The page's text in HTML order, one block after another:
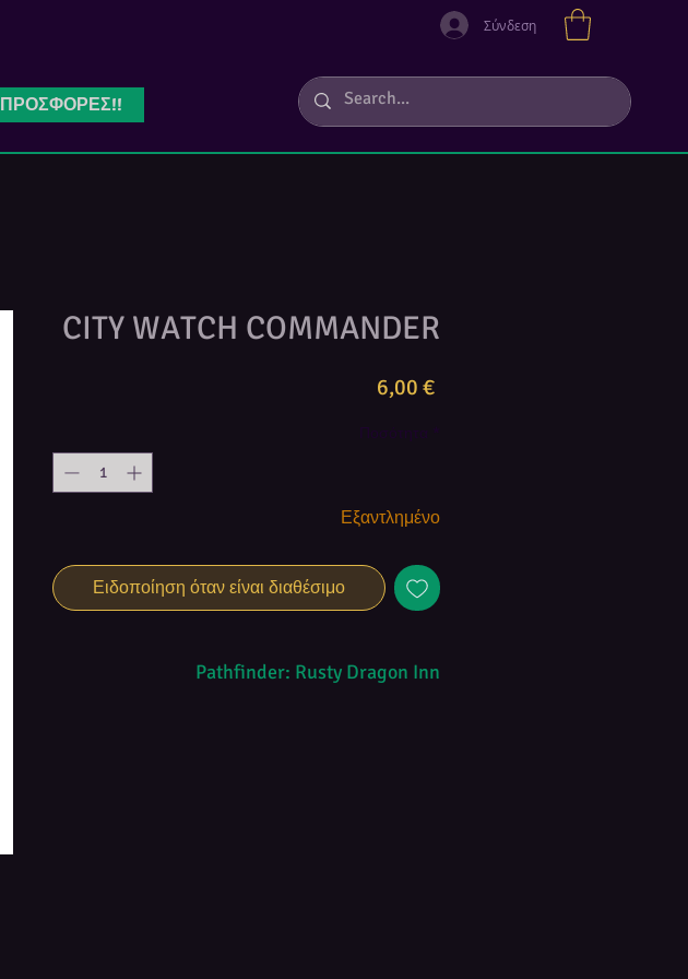
Σύνδεση
ΠΡΟΣΦΟΡΕΣ!!
CITY WATCH COMMANDER
6,00 €Τιμή
Εξαντλημένο
Ειδοποίηση όταν είναι διαθέσιμο
Pathfinder: Rusty Dragon Inn